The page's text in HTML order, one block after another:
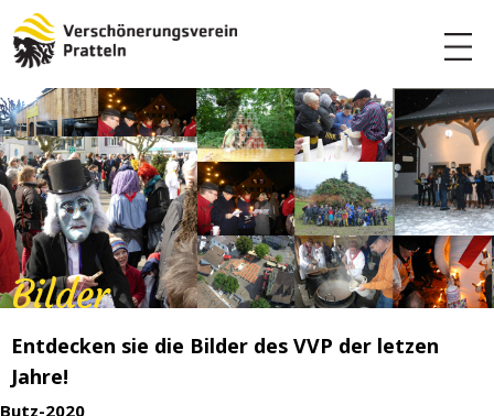
Bilder
Entdecken sie die Bilder des VVP der letzen
Jahre!
Butz-2020